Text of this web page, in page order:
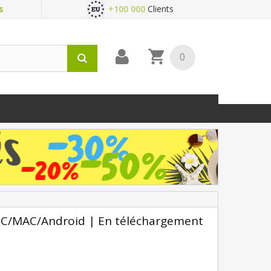
+100 000Clients
0
MAC/Android | En téléchargement